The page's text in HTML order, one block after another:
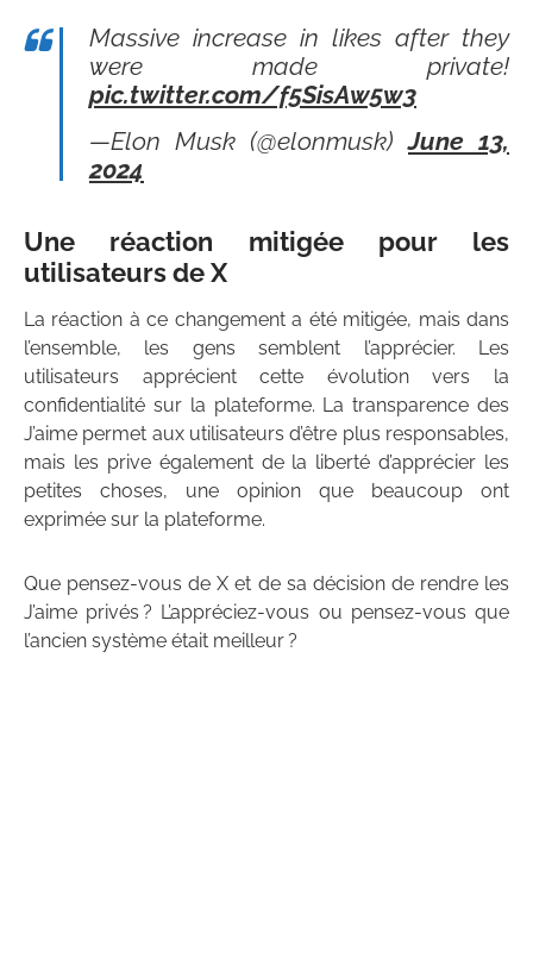
Massive increase in likes after they
were made private!
pic.twitter.com/f5SisAw5w3
—Elon Musk (@elonmusk)June 13,
2024
Une réaction mitigée pour les
utilisateurs de X
La réaction à ce changement a été mitigée, mais dans
l’ensemble, les gens semblent l’apprécier. Les
utilisateurs apprécient cette évolution vers la
confidentialité sur la plateforme. La transparence des
J’aime permet aux utilisateurs d’être plus responsables,
mais les prive également de la liberté d’apprécier les
petites choses, une opinion que beaucoup ont
exprimée sur la plateforme.
Que pensez-vous de X et de sa décision de rendre les
J’aime privés ? L’appréciez-vous ou pensez-vous que
l’ancien système était meilleur ?